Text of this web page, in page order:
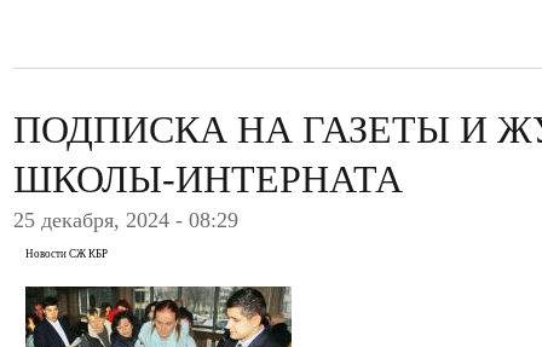
ПОДПИСКА НА ГАЗЕТЫ И
ШКОЛЫ-ИНТЕРНАТА
25 декабря, 2024 - 08:29
Новости СЖ КБР